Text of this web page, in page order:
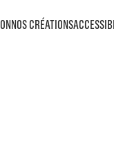
NOS CRÉATIONS